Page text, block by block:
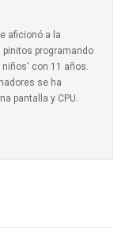
aficionó a la
programando
niños' con 11 años.
se ha
pantalla y CPU.